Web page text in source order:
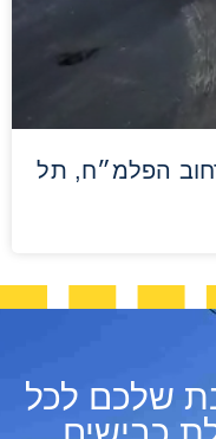
רחוב הפלמ״ח, תל
שלכם לכל